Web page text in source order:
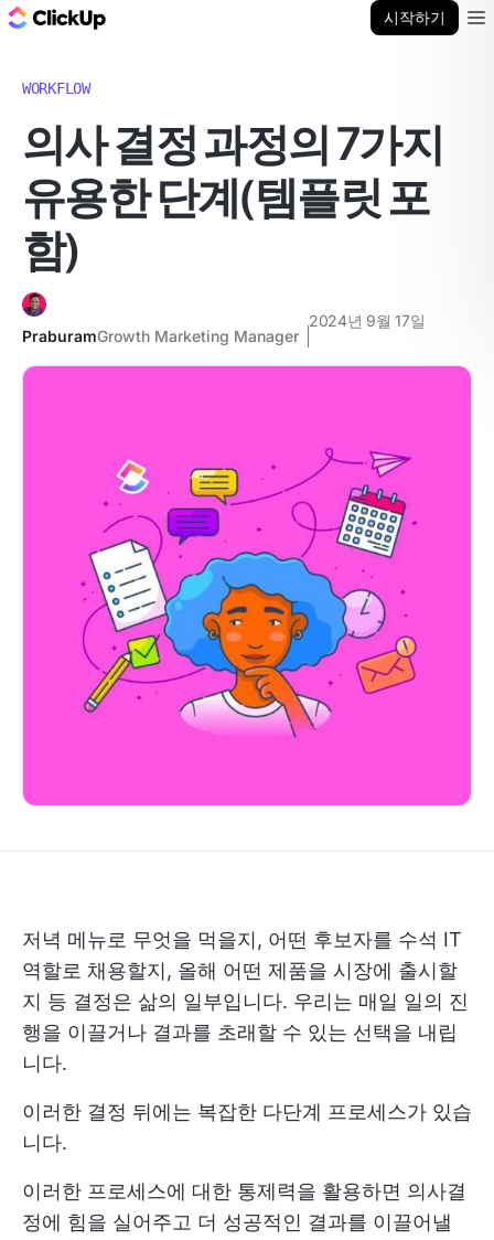
시작하기
WORKFLOW
의사 결정 과정의 7가지
유용한 단계(템플릿 포
함)
PraburamGrowth Marketing Manager
2024년 9월 17일
저녁 메뉴로 무엇을 먹을지, 어떤 후보자를 수석 IT
역할로 채용할지, 올해 어떤 제품을 시장에 출시할
지 등 결정은 삶의 일부입니다. 우리는 매일 일의 진
행을 이끌거나 결과를 초래할 수 있는 선택을 내립
니다.
이러한 결정 뒤에는 복잡한 다단계 프로세스가 있습
니다.
이러한 프로세스에 대한 통제력을 활용하면 의사결
정에 힘을 실어주고 더 성공적인 결과를 이끌어낼